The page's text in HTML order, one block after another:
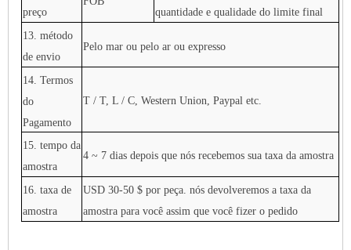
preço
quantidade e qualidade do limite final
13. método
de envio
Pelo mar ou pelo ar ou expresso
14. Termos
do
Pagamento
T / T, L / C, Western Union, Paypal etc.
15. tempo da
amostra
4 ~ 7 dias depois que nós recebemos sua taxa da amostra
16. taxa de
amostra
USD 30-50 $ por peça. nós devolveremos a taxa da
amostra para você assim que você fizer o pedido